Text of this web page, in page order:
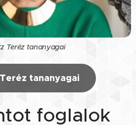
Teréz tananyagai
tananyagai
foglalok